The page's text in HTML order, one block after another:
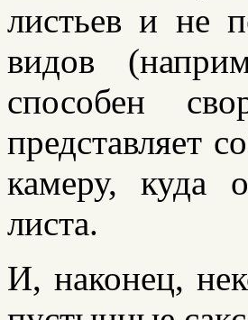
листьев и не
видов
способен
представляет
камеру, куда
листа.
И, наконец,